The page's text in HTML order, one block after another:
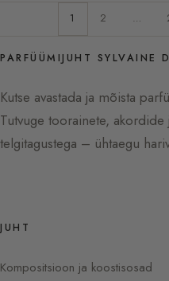
1 2 …
PARFÜÜMIJUHT SYLVAINE
Kutse avastada ja mõista
Tutvuge toorainete,
telgitagustega – ühtaegu
JUHT
Kompositsioon ja koostisosad